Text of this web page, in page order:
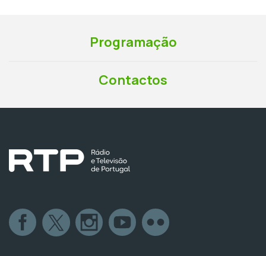
Programação
Contactos